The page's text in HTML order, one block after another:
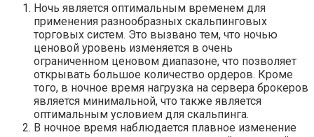
Ночь является оптимальным временем для
применения разнообразных скальпинговых
торговых систем. Это вызвано тем, что ночью
ценовой уровень изменяется в очень
ограниченном ценовом диапазоне, что позволяет
открывать большое количество ордеров. Кроме
того, в ночное время нагрузка на сервера брокеров
является минимальной, что также является
оптимальным условием для скальпинга.
В ночное время наблюдается плавное изменение